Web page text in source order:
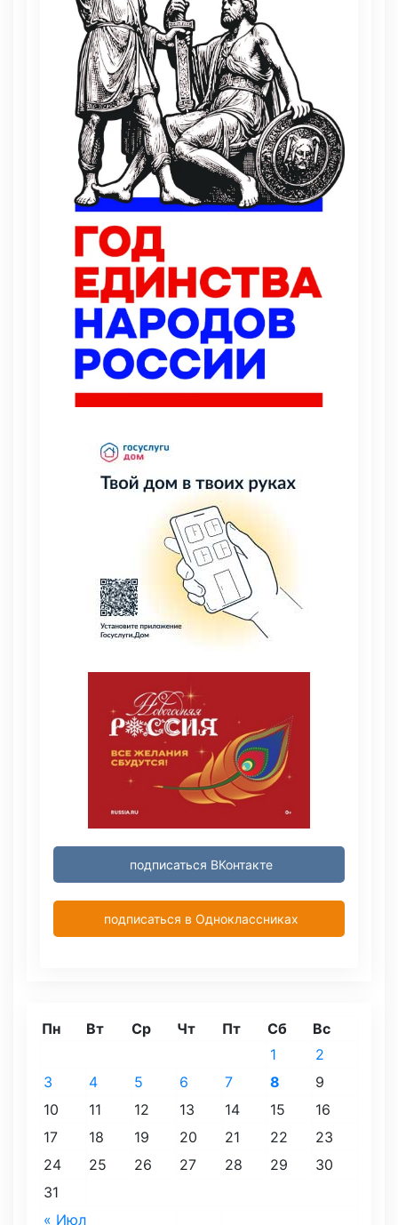
подписаться ВКонтакте
подписаться в Одноклассниках
Пн Вт Ср Чт Пт Сб Вс
« Июл
1
2
3
4 5 6 7 8
9
10
11 12 13 14 15
16
17
18 19 20 21 22
23
24
25 26 27 28 29
30
31